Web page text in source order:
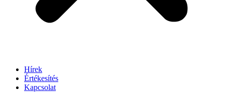
Hírek
Értékesítés
Kapcsolat